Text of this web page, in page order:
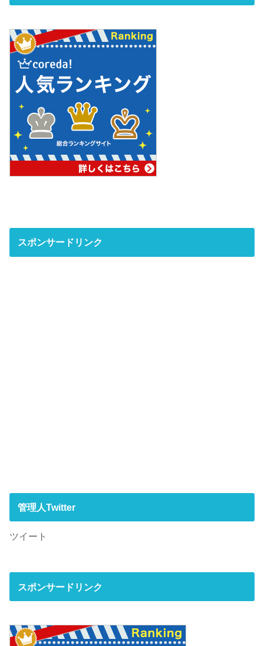
スポンサードリンク
管理人Twitter
ツイート
スポンサードリンク